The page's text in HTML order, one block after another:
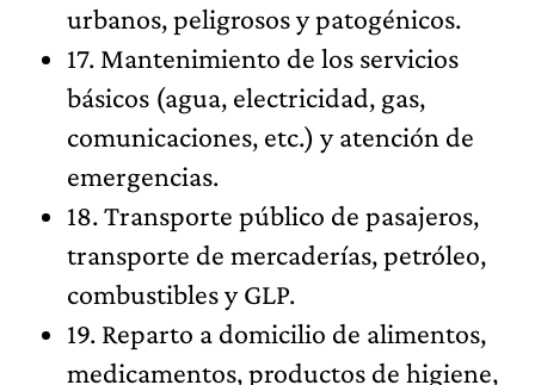
urbanos, peligrosos y patogénicos.
17. Mantenimiento de los servicios
básicos (agua, electricidad, gas,
comunicaciones, etc.) y atención de
emergencias.
18. Transporte público de pasajeros,
transporte de mercaderías, petróleo,
combustibles y GLP.
19. Reparto a domicilio de alimentos,
medicamentos, productos de higiene,